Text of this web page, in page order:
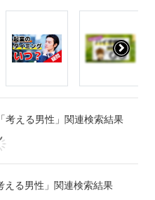
考える男性」関連検索結果
える男性」関連検索結果